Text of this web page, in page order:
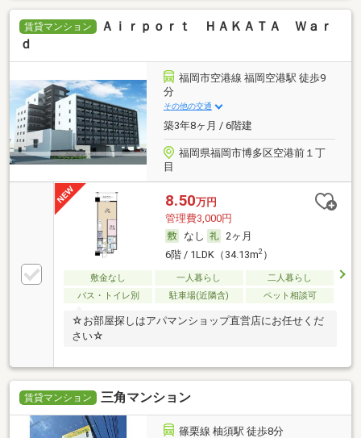
賃貸マンション
Ａｉｒｐｏｒｔ ＨＡＫＡＴＡ Ｗａｒ
ｄ
福岡市空港線 福岡空港駅 徒歩9
分
その他の交通
築3年8ヶ月 / 6階建
福岡県福岡市博多区空港前１丁
目
8.50万円
管理費3,000円
なし
2ヶ月
6階 / 1LDK（34.13m2）
敷金なし 一人暮らし
二人暮らし
バス・トイレ別
駐車場(近隣含) ペット相談可
☆お部屋探しはアパマンショップ直営店にお任せくだ
さい☆
賃貸マンション 三角マンション
篠栗線 柚須駅 徒歩8分